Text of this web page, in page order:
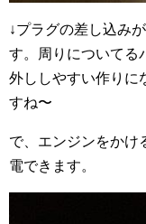
↓プラグの差し込み
す。周りについてる
外ししやすい作りに
すね〜
で、エンジンをかけ
電できます。